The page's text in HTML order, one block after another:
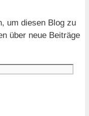
um diesen Blog zu
über neue Beiträge